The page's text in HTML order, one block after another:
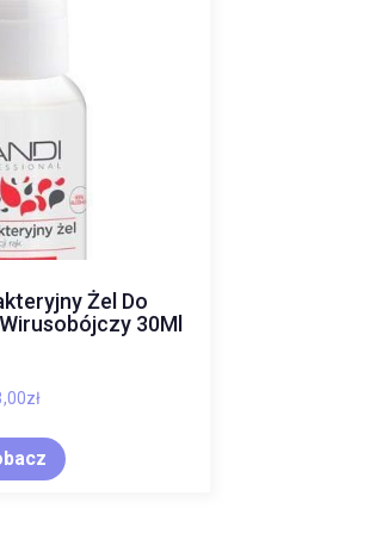
Żel Do
30Ml
zł